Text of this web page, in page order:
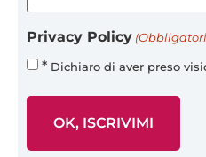
Privacy Policy
* Dichiaro di aver preso